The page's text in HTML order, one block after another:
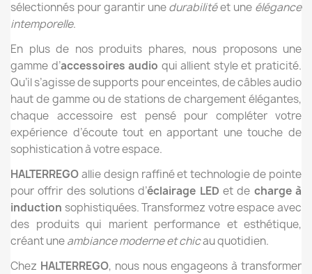
sélectionnés pour garantir unedurabilitéet une élégance
intemporelle.
En plus de nos produits phares, nous proposons une
gamme d’accessoires audio qui allient style et praticité.
Qu’il s’agisse de supports pour enceintes, de câbles audio
haut de gamme ou de stations de chargement élégantes,
chaque accessoire est pensé pour compléter votre
expérience d’écoute tout en apportant une touche de
sophistication à votre espace.
HALTERREGOallie design raffiné et technologie de pointe
pour offrir des solutions d’éclairage LED et de charge à
induction sophistiquées. Transformez votre espace avec
des produits qui marient performance et esthétique,
créant uneambiance moderne et chicau quotidien.
Chez HALTERREGO, nous nous engageons à transformer